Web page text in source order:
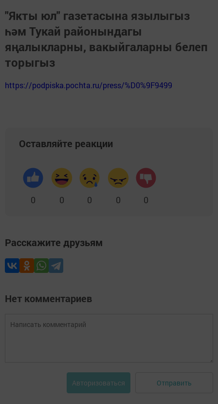
"Якты юл" газетасына язылыгыз
һәм Тукай районындагы
яңалыкларны, вакыйгаларны белеп
торыгыз
https://podpiska.pochta.ru/press/%D0%9F9499
Оставляйте реакции
0 0 0 0 0
Расскажите друзьям
Нет комментариев
Авторизоваться Отправить